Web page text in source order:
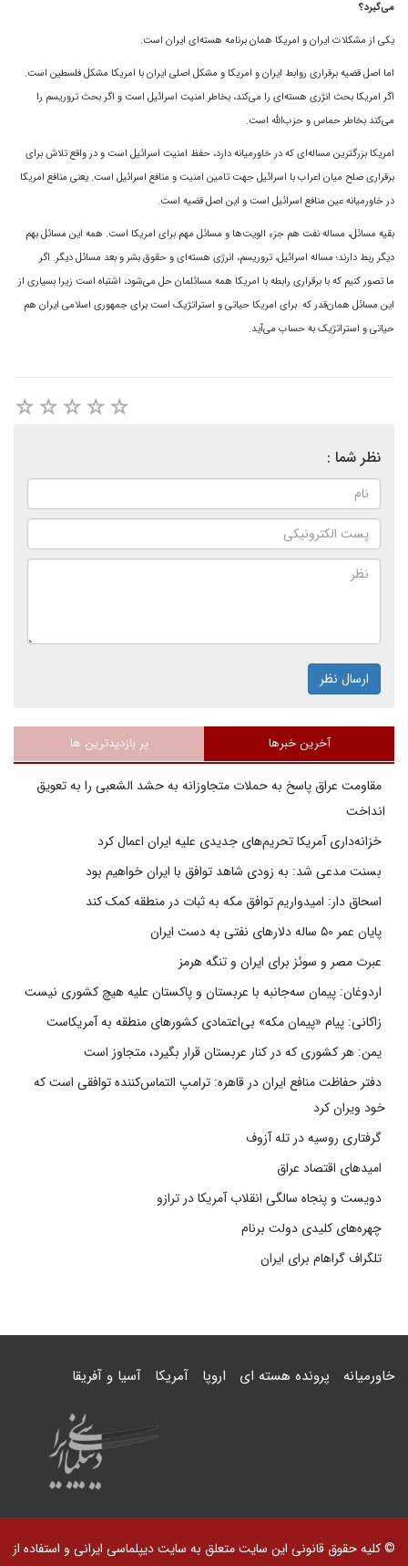
مى‌گيرد؟
يکى از مشکلات ايران و امريکا همان برنامه هسته‌اى ايران است.
اما اصل قضيه برقراری روابط ايران و امريکا و مشکل اصلى ايران با امريکا مشکل فلسطين است.
اگر امریکا بحث انژرى هسته‌اى را مى‌کند، بخاطر امنيت اسرائيل است و اگر بحث تروريسم را
مى‌کند بخاطر حماس و حزب‌الله است.
امريکا بزرگترين مساله‌اى که در خاورميانه دارد، حفظ امنيت اسرائيل است و در واقع تلاش برای
برقرارى صلح میان اعراب با اسرائيل جهت تامین امنیت و منافع اسرائیل است. يعنى منافع امريکا
در خاورميانه عين منافع اسرائيل است و اين اصل قضيه است.
بقيه مسائل، مساله نفت هم جزء الويت‌ها و مسائل مهم براى امريکا است. همه اين مسائل بهم
ديگر ربط دارند؛ مساله اسرائيل، تروريسم، انرژى هسته‌اى و حقوق بشر و بعد مسائل دیگر. اگر
ما تصور کنيم که با برقرارى رابطه با امريکا همه‌ مسائلمان حل مى‌شود، اشتباه است زیرا بسیاری از
این مسائل همان‌قدر که براى امريکا حياتى و استراتژيک است براى جمهورى اسلامى ايران هم
حياتى و استراتژيک به حساب می‌‌آید.
نظر شما :
ارسال نظر
آخرین خبرها پر بازدیدترین ها
مقاومت عراق پاسخ به حملات متجاوزانه به حشد الشعبی را به تعویق
انداخت
خزانه‌داری آمریکا تحریم‌های جدیدی علیه ایران اعمال کرد
بسنت مدعی شد: به زودی شاهد توافق با ایران خواهیم بود
اسحاق دار: امیدواریم توافق مکه به ثبات در منطقه کمک کند
پایان عمر ۵۰ ساله دلارهای نفتی به دست ایران
عبرت مصر و سوئز برای ایران و تنگه هرمز
اردوغان: پیمان سه‌جانبه با عربستان و پاکستان علیه هیچ کشوری نیست
زاکانی: پیام «پیمان مکه» بی‌اعتمادی کشورهای منطقه به آمریکاست
یمن: هر کشوری که در کنار عربستان قرار بگیرد، متجاوز است
دفتر حفاظت منافع ایران در قاهره: ترامپ التماس‌کننده توافقی است که
خود ویران کرد
گرفتاری روسیه در تله آزوف
امیدهای اقتصاد عراق
دویست و پنجاه سالگی انقلاب آمریکا در ترازو
چهره‌های کلیدی دولت برنام
تلگراف گراهام برای ایران
خاورمیانه پرونده هسته ای اروپا آمریکا آسیا و آفریقا
© کلیه حقوق قانونی این سایت متعلق به سایت دیپلماسی ایرانی و استفاده از